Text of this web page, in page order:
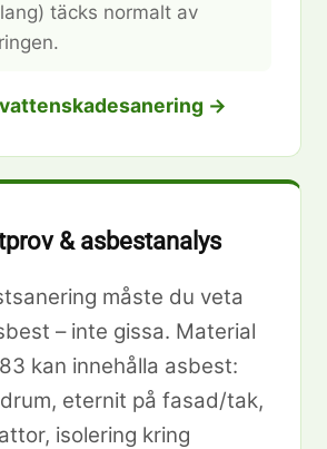
täcks normalt av
→
& asbestanalys
måste du veta
– inte gissa. Material
kan innehålla asbest:
eternit på fasad/tak,
isolering kring